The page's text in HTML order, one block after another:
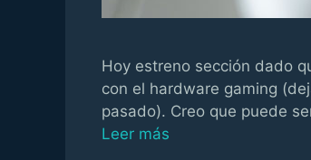
Hoy estreno sección dado
con el hardware gaming
pasado). Creo que puede
Leer más